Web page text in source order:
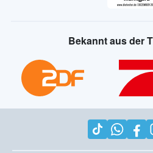
Bekannt aus der